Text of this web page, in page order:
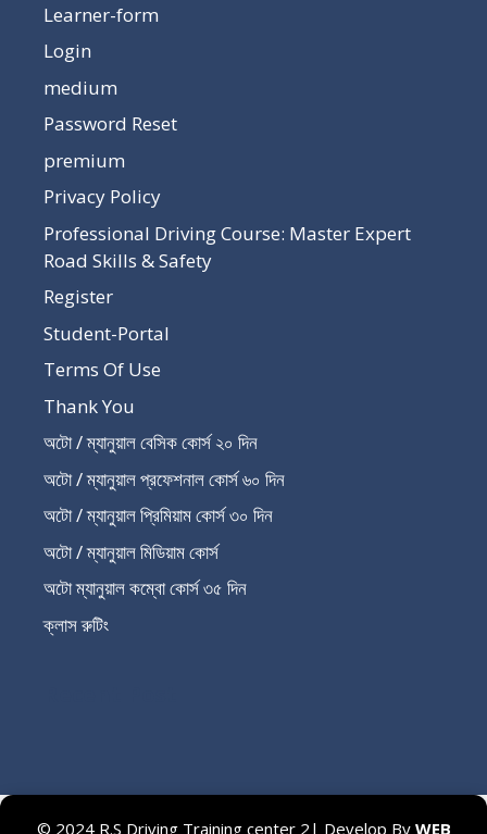
Learner-form
Login
medium
Password Reset
premium
Privacy Policy
Professional Driving Course: Master Expert
Road Skills & Safety
Register
Student-Portal
Terms Of Use
Thank You
অটো / ম্যানুয়াল বেসিক কোর্স ২০ দিন
অটো / ম্যানুয়াল প্রফেশনাল কোর্স ৬০ দিন
অটো / ম্যানুয়াল প্রিমিয়াম কোর্স ৩০ দিন
অটো / ম্যানুয়াল মিডিয়াম কোর্স
অটো ম্যানুয়াল কম্বো কোর্স ৩৫ দিন
ক্লাস রুটিং
© 2024 R.S Driving Training center 2| Develop By WEB